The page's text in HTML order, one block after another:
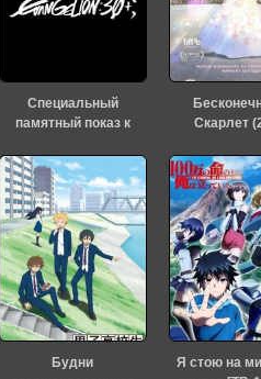
Специальный
памятный показ к
«Евангелиона» (2026)
Скарлет
Будни
Я стою на